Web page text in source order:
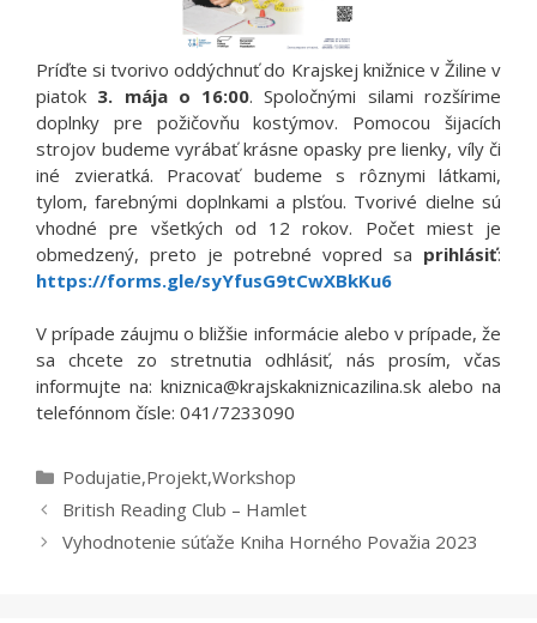
Príďte si tvorivo oddýchnuť do Krajskej knižnice v Žiline v
piatok 3. mája o 16:00. Spoločnými silami rozšírime
doplnky pre požičovňu kostýmov. Pomocou šijacích
strojov budeme vyrábať krásne opasky pre lienky, víly či
iné zvieratká. Pracovať budeme s rôznymi látkami,
tylom, farebnými doplnkami a plsťou. Tvorivé dielne sú
vhodné pre všetkých od 12 rokov. Počet miest je
obmedzený, preto je potrebné vopred sa prihlásiť:
https://forms.gle/syYfusG9tCwXBkKu6
V prípade záujmu o bližšie informácie alebo v prípade, že
sa chcete zo stretnutia odhlásiť, nás prosím, včas
informujte na: kniznica@krajskakniznicazilina.sk alebo na
telefónnom čísle: 041/7233090
Kategórie
Podujatie,Projekt,Workshop
British Reading Club – Hamlet
Vyhodnotenie súťaže Kniha Horného Považia 2023